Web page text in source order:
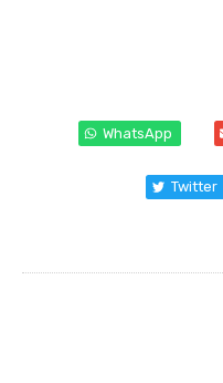
WhatsApp
Twitter